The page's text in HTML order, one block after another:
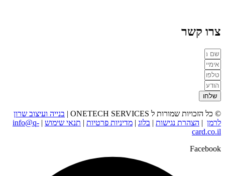
צרו קשר
שלחו
© כל הזכויות שמורות ל ONETECH SERVICES |
בנייה ועיצוב שרון
לרמן | הצהרת נגישות | בלוג | מדיניות פרטיות | תנאי שימוש |
info@q-
card.co.il
Facebook